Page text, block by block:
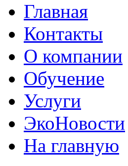
Главная
Контакты
О компании
Обучение
Услуги
ЭкоНовости
На главную